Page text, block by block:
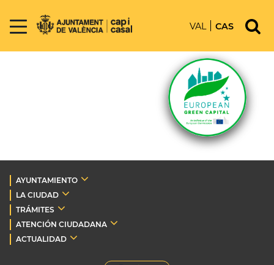
VAL CAS
AYUNTAMIENTO
LA CIUDAD
TRÁMITES
ATENCIÓN CIUDADANA
ACTUALIDAD